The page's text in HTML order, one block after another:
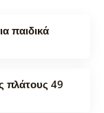
παιδικά
πλάτους 49